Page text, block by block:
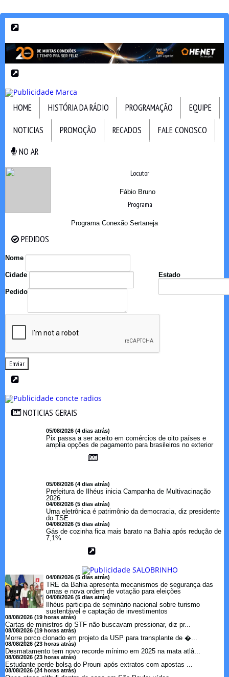
HOME HISTÓRIA DA RÁDIO PROGRAMAÇÃO
EQUIPE
NOTICIAS
PROMOÇÃO RECADOS
FALE CONOSCO
NO AR
Locutor
Fábio Bruno
Programa
Programa Conexão Sertaneja
PEDIDOS
Nome
Cidade Estado
Pedido
Enviar
NOTICIAS GERAIS
05/08/2026 (4 dias atrás)
Pix passa a ser aceito em comércios de oito países e
amplia opções de pagamento para brasileiros no exterior
05/08/2026 (4 dias atrás)
Prefeitura de Ilhéus inicia Campanha de Multivacinação
2026
04/08/2026 (5 dias atrás)
Urna eletrônica é patrimônio da democracia, diz presidente
do TSE
04/08/2026 (5 dias atrás)
Gás de cozinha fica mais barato na Bahia após redução de
7,1%
04/08/2026 (5 dias atrás)
TRE da Bahia apresenta mecanismos de segurança das
urnas e nova ordem de votação para eleições
04/08/2026 (5 dias atrás)
Ilhéus participa de seminário nacional sobre turismo
sustentável e captação de investimentos
08/08/2026 (19 horas atrás)
Cartas de ministros do STF não buscavam pressionar, diz pr...
08/08/2026 (19 horas atrás)
Morre porco clonado em projeto da USP para transplante de �...
08/08/2026 (23 horas atrás)
Desmatamento tem novo recorde mínimo em 2025 na mata atlâ...
08/08/2026 (23 horas atrás)
Estudante perde bolsa do Prouni após extratos com apostas ...
08/08/2026 (24 horas atrás)